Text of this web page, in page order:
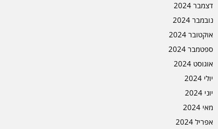
דצמבר 2024
נובמבר 2024
אוקטובר 2024
ספטמבר 2024
אוגוסט 2024
יולי 2024
יוני 2024
מאי 2024
אפריל 2024